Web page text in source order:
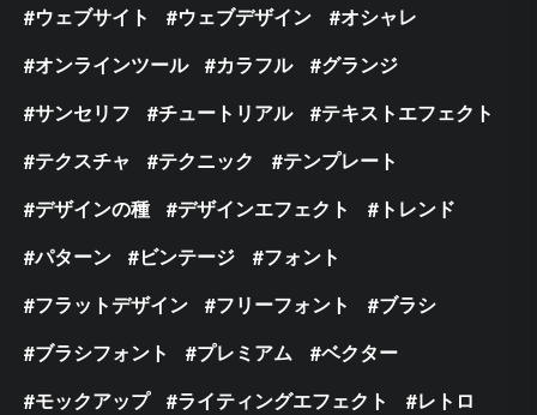
ウェブサイト
ウェブデザイン
オシャレ
オンラインツール
カラフル
グランジ
サンセリフ
チュートリアル
テキストエフェクト
テクスチャ
テクニック
テンプレート
デザインの種
デザインエフェクト
トレンド
パターン
ビンテージ
フォント
フラットデザイン
フリーフォント
ブラシ
ブラシフォント
プレミアム
ベクター
モックアップ
ライティングエフェクト
レトロ